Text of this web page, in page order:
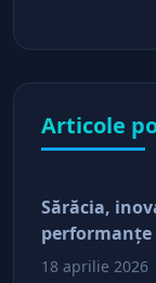
Articole
Sărăcia,
performanţe
18 aprilie 2026